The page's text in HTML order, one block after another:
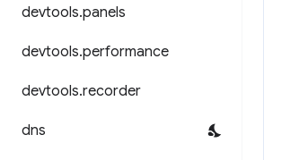
devtools.panels
devtools.performance
devtools.recorder
dns